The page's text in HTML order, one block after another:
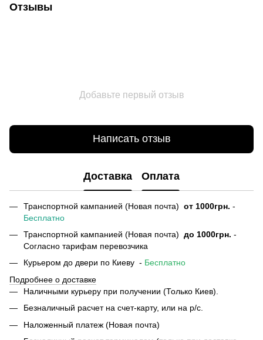
Отзывы
Добавьте первый отзыв
Написать отзыв
Доставка Оплата
Транспортной кампанией (Новая почта) от 1000грн. -
Бесплатно
Транспортной кампанией (Новая почта) до 1000грн. -
Согласно тарифам перевозчика
Курьером до двери по Киеву - Бесплатно
Подробнее о доставке
Наличными курьеру при получении (Только Киев).
Безналичный расчет на счет-карту, или на р/с.
Наложенный платеж (Новая почта)